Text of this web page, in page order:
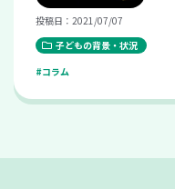
投稿日：2021/07/07
子どもの背景・状況
#コラム